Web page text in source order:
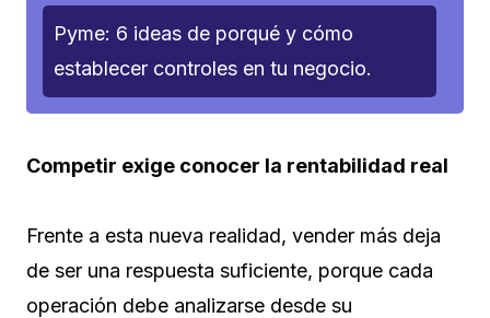
Pyme: 6 ideas de porqué y cómo
establecer controles en tu negocio.
Competir exige conocer la rentabilidad real
Frente a esta nueva realidad, vender más deja
de ser una respuesta suficiente, porque cada
operación debe analizarse desde su